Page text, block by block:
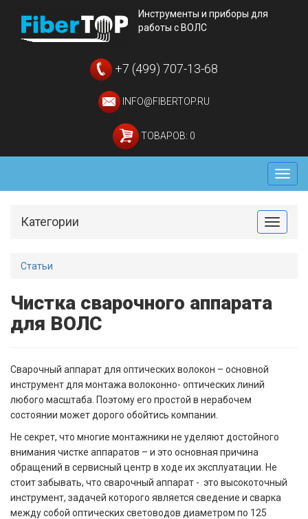
Инструменты и приборы для
работы с ВОЛС
+7 (499) 707-13-68
INFO@FIBERTOP.RU
ТОВАРОВ: 0
Меню
Toggle
Категории
Статьи
Чистка сварочного аппарата
для ВОЛС
Сварочный аппарат для оптических волокон – основной
инструмент для монтажа волоконно- оптических линий
любого масштаба. Поэтому его простой в нерабочем
состоянии может дорого обойтись компании.
Не секрет, что многие монтажники не уделяют достойного
внимания чистке аппаратов – и это основная причина
обращений в сервисный центр в ходе их эксплуатации. Не
стоит забывать, что сварочный аппарат - это высокоточный
инструмент, задачей которого является сведение и сварка
между собой оптических световодов диаметром по 125